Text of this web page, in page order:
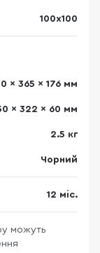
100х100
x 365 x 176 мм
x 322 x 60 мм
2.5 кг
Чорний
12 міс.
можуть